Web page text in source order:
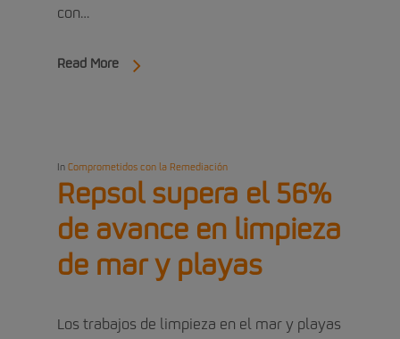
con…
Read More
In Comprometidos con la Remediación
Repsol supera el 56%
de avance en limpieza
de mar y playas
Los trabajos de limpieza en el mar y playas